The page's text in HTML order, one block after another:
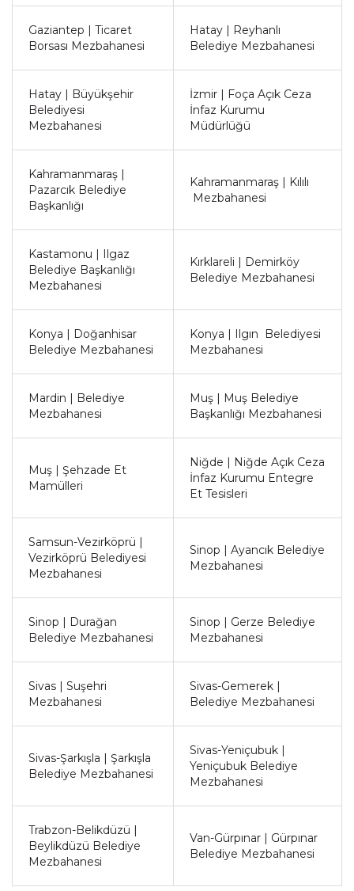
Gaziantep | Ticaret
Borsası Mezbahanesi
Hatay | Reyhanlı
Belediye Mezbahanesi
Hatay | Büyükşehir
Belediyesi
Mezbahanesi
İzmir | Foça Açık Ceza
İnfaz Kurumu
Müdürlüğü
Kahramanmaraş |
Pazarcık Belediye
Başkanlığı
Kahramanmaraş | Kılılı
Mezbahanesi
Kastamonu | Ilgaz
Belediye Başkanlığı
Mezbahanesi
Kırklareli | Demirköy
Belediye Mezbahanesi
Konya | Doğanhisar
Belediye Mezbahanesi
Konya | Ilgın Belediyesi
Mezbahanesi
Mardin | Belediye
Mezbahanesi
Muş | Muş Belediye
Başkanlığı Mezbahanesi
Muş | Şehzade Et
Mamülleri
Niğde | Niğde Açık Ceza
İnfaz Kurumu Entegre
Et Tesisleri
Samsun-Vezirköprü |
Vezirköprü Belediyesi
Mezbahanesi
Sinop | Ayancık Belediye
Mezbahanesi
Sinop | Durağan
Belediye Mezbahanesi
Sinop | Gerze Belediye
Mezbahanesi
Sivas | Suşehri
Mezbahanesi
Sivas-Gemerek |
Belediye Mezbahanesi
Sivas-Şarkışla | Şarkışla
Belediye Mezbahanesi
Sivas-Yeniçubuk |
Yeniçubuk Belediye
Mezbahanesi
Trabzon-Belikdüzü |
Beylikdüzü Belediye
Mezbahanesi
Van-Gürpınar | Gürpınar
Belediye Mezbahanesi